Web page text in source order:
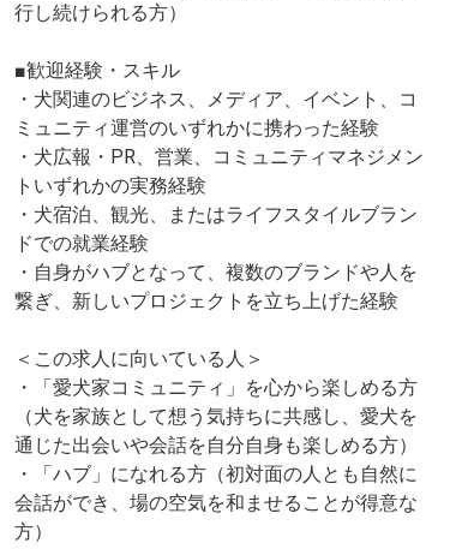
行し続けられる方）
■歓迎経験・スキル
・犬関連のビジネス、メディア、イベント、コ
ミュニティ運営のいずれかに携わった経験
・犬広報・PR、営業、コミュニティマネジメン
トいずれかの実務経験
・犬宿泊、観光、またはライフスタイルブラン
ドでの就業経験
・自身がハブとなって、複数のブランドや人を
繋ぎ、新しいプロジェクトを立ち上げた経験
＜この求人に向いている人＞
・「愛犬家コミュニティ」を心から楽しめる方
（犬を家族として想う気持ちに共感し、愛犬を
通じた出会いや会話を自分自身も楽しめる方）
・「ハブ」になれる方（初対面の人とも自然に
会話ができ、場の空気を和ませることが得意な
方）